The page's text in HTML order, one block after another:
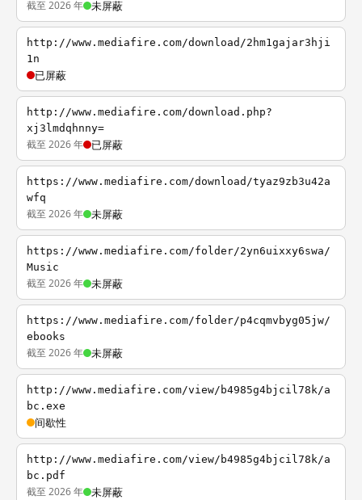
截至 2026 年 未屏蔽
http://www.mediafire.com/download/2hm1gajar3hji
1n
已屏蔽
http://www.mediafire.com/download.php?
xj3lmdqhnny=
截至 2026 年 已屏蔽
https://www.mediafire.com/download/tyaz9zb3u42a
wfq
截至 2026 年 未屏蔽
https://www.mediafire.com/folder/2yn6uixxy6swa/
Music
截至 2026 年 未屏蔽
https://www.mediafire.com/folder/p4cqmvbyg05jw/
ebooks
截至 2026 年 未屏蔽
http://www.mediafire.com/view/b4985g4bjcil78k/a
bc.exe
间歇性
http://www.mediafire.com/view/b4985g4bjcil78k/a
bc.pdf
截至 2026 年 未屏蔽